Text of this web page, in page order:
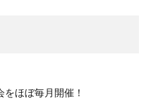
ほぼ毎月開催！